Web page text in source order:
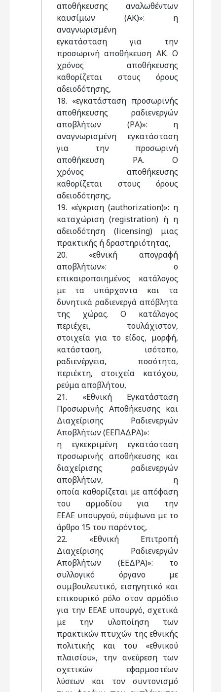
αποθήκευσης αναλωθέντων
καυσίμων (ΑΚ)»: η
αναγνωρισμένη
εγκατάσταση για την
προσωρινή αποθήκευση ΑΚ. Ο
χρόνος αποθήκευσης
καθορίζεται στους όρους
αδειοδότησης,
18. «εγκατάσταση προσωρινής
αποθήκευσης ραδιενεργών
αποβλήτων (ΡΑ)»: η
αναγνωρισμένη εγκατάσταση
για την προσωρινή
αποθήκευση ΡΑ. Ο
χρόνος αποθήκευσης
καθορίζεται στους όρους
αδειοδότησης,
19. «έγκριση (authorization)»: η
καταχώριση (registration) ή η
αδειοδότηση (licensing) μιας
πρακτικής ή δραστηριότητας,
20. «εθνική απογραφή
αποβλήτων»: ο
επικαιροποιημένος κατάλογος
με τα υπάρχοντα και τα
δυνητικά ραδιενεργά απόβλητα
της χώρας. Ο κατάλογος
περιέχει, τουλάχιστον,
στοιχεία για το είδος, μορφή,
κατάσταση, ισότοπο,
ραδιενέργεια, ποσότητα,
περιέκτη, στοιχεία κατόχου,
ρεύμα αποβλήτου,
21. «Εθνική Εγκατάσταση
Προσωρινής Αποθήκευσης και
Διαχείρισης Ραδιενεργών
Αποβλήτων (ΕΕΠΑΔΡΑ)»:
η εγκεκριμένη εγκατάσταση
προσωρινής αποθήκευσης και
διαχείρισης ραδιενεργών
αποβλήτων, η
οποία καθορίζεται με απόφαση
του αρμοδίου για την
ΕΕΑΕ υπουργού, σύμφωνα με το
άρθρο 15 του παρόντος,
22. «Εθνική Επιτροπή
Διαχείρισης Ραδιενεργών
Αποβλήτων (ΕΕΔΡΑ)»: το
συλλογικό όργανο με
συμβουλευτικό, εισηγητικό και
επικουρικό ρόλο στον αρμόδιο
για την ΕΕΑΕ υπουργό, σχετικά
με την υλοποίηση των
πρακτικών πτυχών της εθνικής
πολιτικής και του «εθνικού
πλαισίου», την ανεύρεση των
σχετικών εφαρμοστέων
λύσεων και τον συντονισμό